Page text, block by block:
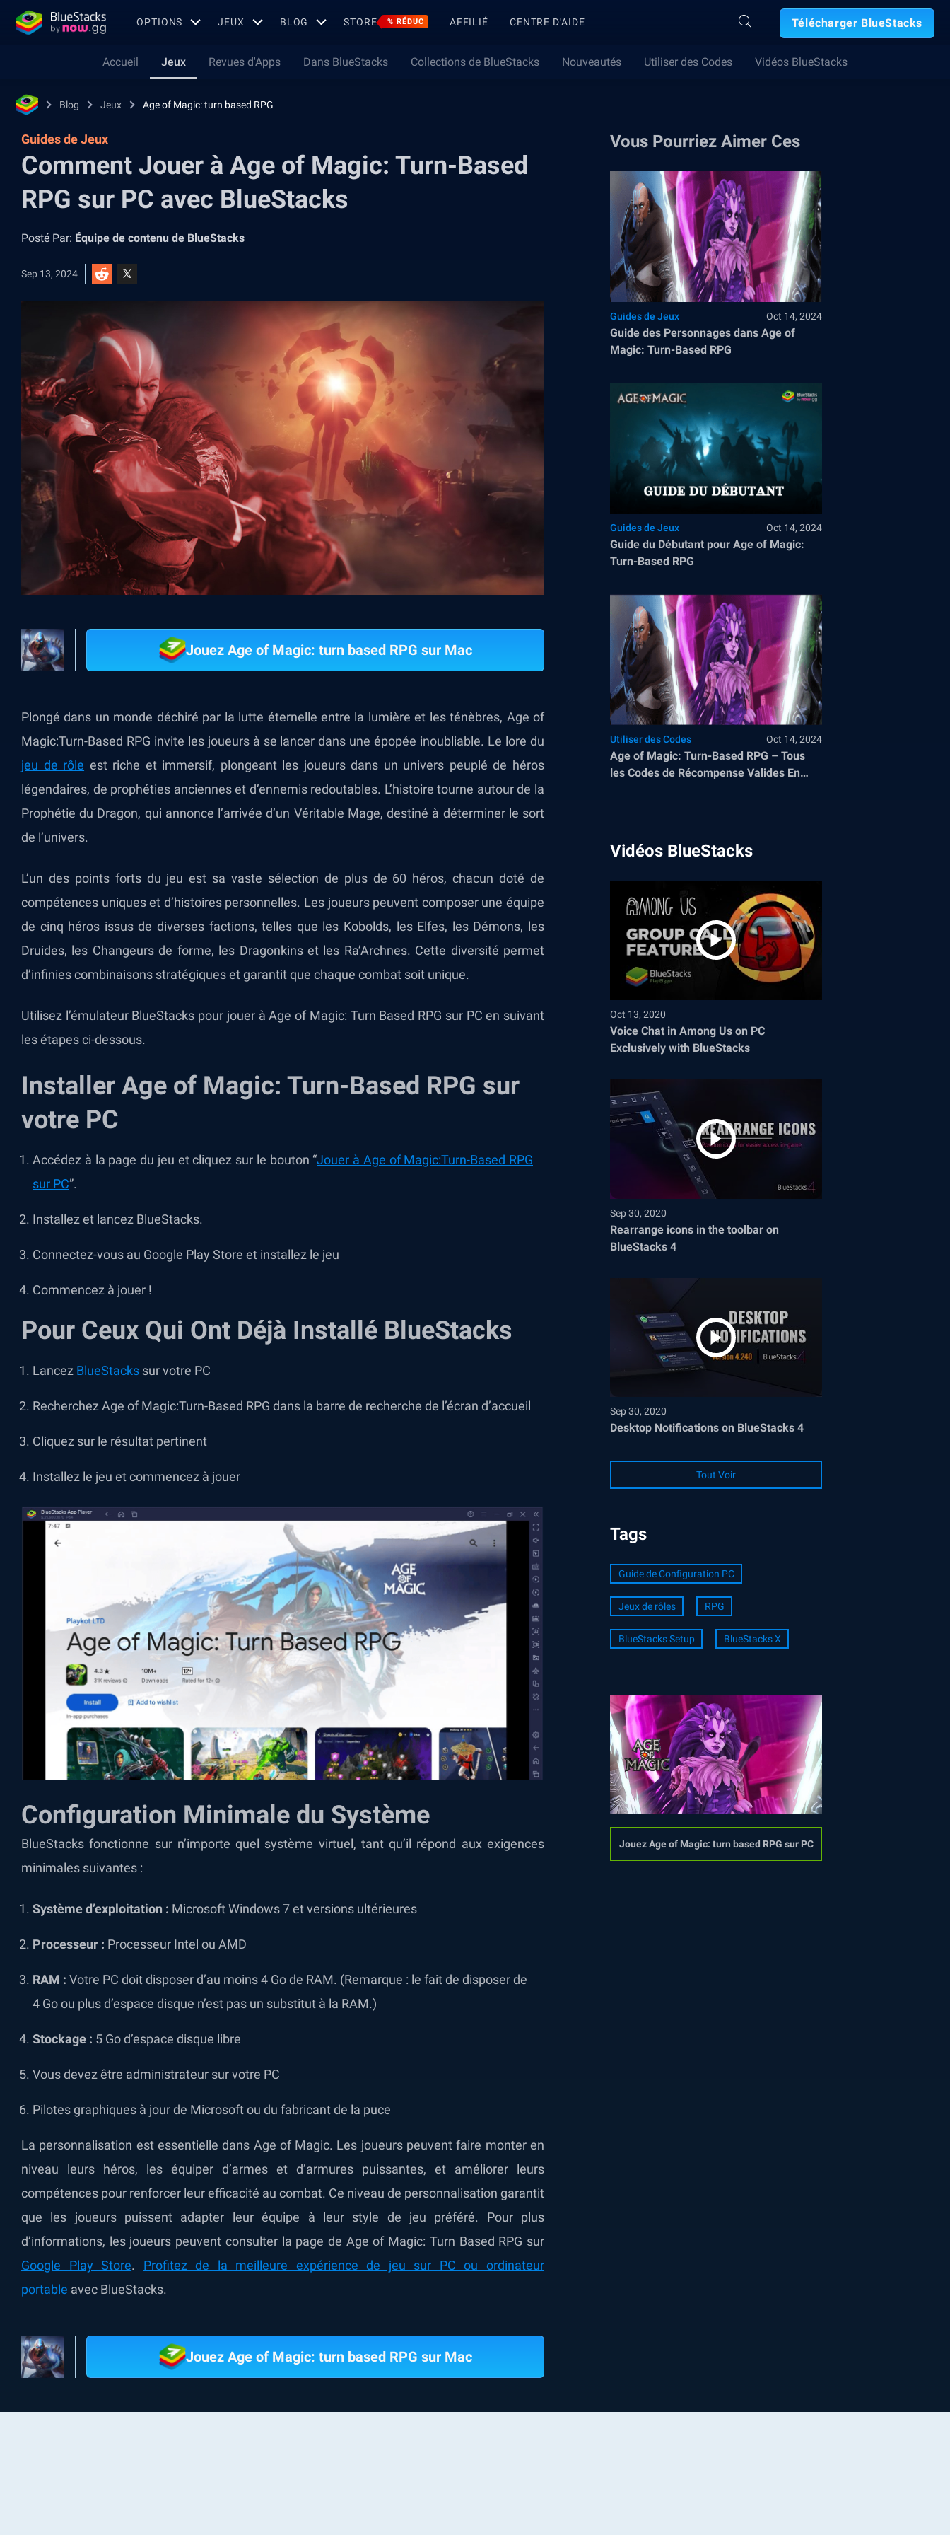
OPTIONS JEUX BLOG STORE % RÉDUC AFFILIÉ CENTRE D'AIDE Télécharger BlueStacks
Accueil Jeux Revues d'Apps Dans BlueStacks Collections de BlueStacks Nouveautés Utiliser des Codes Vidéos BlueStacks
Blog Jeux Age of Magic: turn based RPG
Guides de Jeux
Comment Jouer à Age of Magic: Turn-Based
RPG sur PC avec BlueStacks
Posté Par: Équipe de contenu de BlueStacks
Sep 13, 2024
Jouez Age of Magic: turn based RPG sur Mac
Plongé dans un monde déchiré par la lutte éternelle entre la lumière et les ténèbres, Age of
Magic:Turn-Based RPG invite les joueurs à se lancer dans une épopée inoubliable. Le lore du
jeu de rôle est riche et immersif, plongeant les joueurs dans un univers peuplé de héros
légendaires, de prophéties anciennes et d’ennemis redoutables. L’histoire tourne autour de la
Prophétie du Dragon, qui annonce l’arrivée d’un Véritable Mage, destiné à déterminer le sort
de l’univers.
L’un des points forts du jeu est sa vaste sélection de plus de 60 héros, chacun doté de
compétences uniques et d’histoires personnelles. Les joueurs peuvent composer une équipe
de cinq héros issus de diverses factions, telles que les Kobolds, les Elfes, les Démons, les
Druides, les Changeurs de forme, les Dragonkins et les Ra’Archnes. Cette diversité permet
d’infinies combinaisons stratégiques et garantit que chaque combat soit unique.
Utilisez l’émulateur BlueStacks pour jouer à Age of Magic: Turn Based RPG sur PC en suivant
les étapes ci-dessous.
Installer Age of Magic: Turn-Based RPG sur
votre PC
Accédez à la page du jeu et cliquez sur le bouton “Jouer à Age of Magic:Turn-Based RPG
sur PC”.
Installez et lancez BlueStacks.
Connectez-vous au Google Play Store et installez le jeu
Commencez à jouer !
Pour Ceux Qui Ont Déjà Installé BlueStacks
Lancez BlueStacks sur votre PC
Recherchez Age of Magic:Turn-Based RPG dans la barre de recherche de l’écran d’accueil
Cliquez sur le résultat pertinent
Installez le jeu et commencez à jouer
Configuration Minimale du Système
BlueStacks fonctionne sur n’importe quel système virtuel, tant qu’il répond aux exigences
minimales suivantes :
Système d’exploitation : Microsoft Windows 7 et versions ultérieures
Processeur : Processeur Intel ou AMD
RAM : Votre PC doit disposer d’au moins 4 Go de RAM. (Remarque : le fait de disposer de
4 Go ou plus d’espace disque n’est pas un substitut à la RAM.)
Stockage : 5 Go d’espace disque libre
Vous devez être administrateur sur votre PC
Pilotes graphiques à jour de Microsoft ou du fabricant de la puce
La personnalisation est essentielle dans Age of Magic. Les joueurs peuvent faire monter en
niveau leurs héros, les équiper d’armes et d’armures puissantes, et améliorer leurs
compétences pour renforcer leur efficacité au combat. Ce niveau de personnalisation garantit
que les joueurs puissent adapter leur équipe à leur style de jeu préféré. Pour plus
d’informations, les joueurs peuvent consulter la page de Age of Magic: Turn Based RPG sur
Google Play Store. Profitez de la meilleure expérience de jeu sur PC ou ordinateur
portable avec BlueStacks.
Jouez Age of Magic: turn based RPG sur Mac
Vous Pourriez Aimer Ces
Guides de Jeux Oct 14, 2024
Guide des Personnages dans Age of
Magic: Turn-Based RPG
Guides de Jeux Oct 14, 2024
Guide du Débutant pour Age of Magic:
Turn-Based RPG
Utiliser des Codes Oct 14, 2024
Age of Magic: Turn-Based RPG – Tous
les Codes de Récompense Valides En
Vidéos BlueStacks
Oct 13, 2020
Voice Chat in Among Us on PC
Exclusively with BlueStacks
Sep 30, 2020
Rearrange icons in the toolbar on
BlueStacks 4
Sep 30, 2020
Desktop Notifications on BlueStacks 4
Tout Voir
Tags
Guide de Configuration PC
Jeux de rôles RPG
BlueStacks Setup BlueStacks X
Jouez Age of Magic: turn based RPG sur PC